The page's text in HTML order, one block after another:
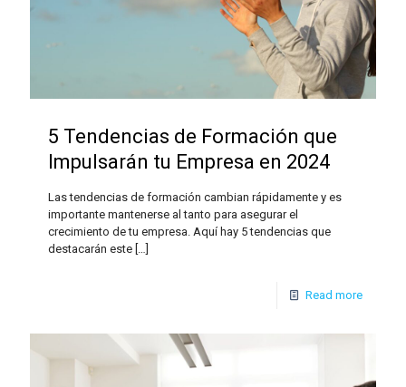
5 Tendencias de Formación que
Impulsarán tu Empresa en 2024
Las tendencias de formación cambian rápidamente y es
importante mantenerse al tanto para asegurar el
crecimiento de tu empresa. Aquí hay 5 tendencias que
destacarán este […]
Read more